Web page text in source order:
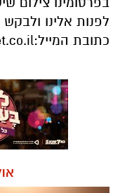
לפנות אלינו
כתובת המייל: